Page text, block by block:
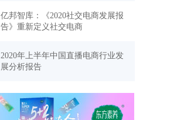
亿邦智库：《2020社交电商发展报
告》重新定义社交电商
2020年上半年中国直播电商行业发
展分析报告